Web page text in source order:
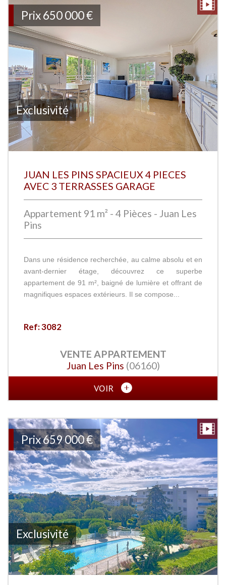
Exclusivité
Prix650 000€
JUAN LES PINS SPACIEUX 4 PIECES
AVEC 3 TERRASSES GARAGE
Appartement 91 m² - 4 Pièces - Juan Les
Pins
Dans une résidence recherchée, au calme absolu et en
avant-dernier étage, découvrez ce superbe
appartement de 91 m², baigné de lumière et offrant de
magnifiques espaces extérieurs. Il se compose...
Ref: 3082
VENTE APPARTEMENT
Juan Les Pins (06160)
VOIR
Exclusivité
Prix659 000€